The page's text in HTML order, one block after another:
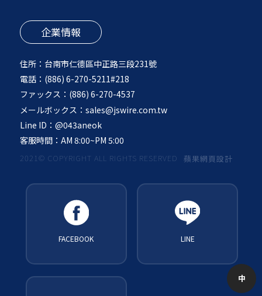
中
企業情報
住所： 台南市仁德區中正路三段231號
電話： (886) 6-270-5211#218
ファックス： (886) 6-270-4537
メールボックス： sales@jswire.com.tw
Line ID： @043aneok
客服時間： AM 8:00~PM 5:00
2021© COPYRIGHT ALL RIGHTS RESERVED 蘋果網頁設計
FACEBOOK LINE